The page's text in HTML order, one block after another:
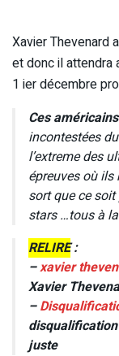
Xavier Thevenard
et donc il
1 ier décembre
Ces
incontestées
l’extreme des
épreuves où
sort que ce
stars …tous à
RELIRE:
–xavier
Xavier
–
juste